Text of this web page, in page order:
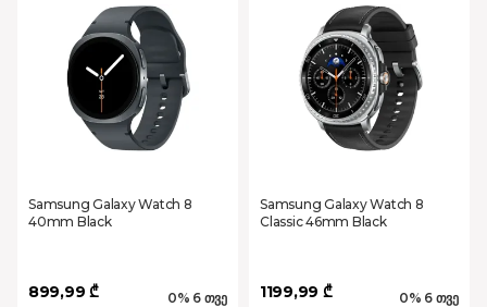
Samsung Galaxy Watch 8
40mm Black
899,99 ₾ 0% 6 თვე
Samsung Galaxy Watch 8
Classic 46mm Black
1199,99 ₾ 0% 6 თვე